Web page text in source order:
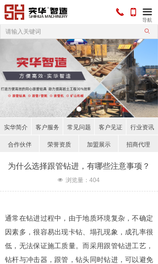
导航
넓
끅 끀
ꄙ
实华简介 客户服务 常见问题 客户见证 行业资讯
合作伙伴 荣誉资质 加盟展示 招商代理
为什么选择跟管钻进，有哪些注意事项？
넶 浏览量： 404
通常在钻进过程中，由于地质环境复杂，不确定
因素多，很容易出现卡钻、塌孔现象，成孔率很
低，无法保证施工质量。而采用跟管钻进工艺，
钻杆与冲击器，跟管，钻头同时钻进，可以避免